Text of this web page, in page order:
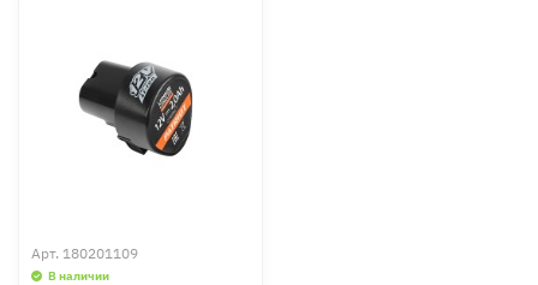
Арт. 180201109
В наличии